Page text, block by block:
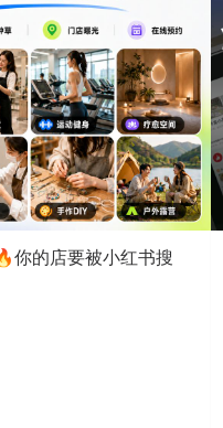
你的店要被小红书搜